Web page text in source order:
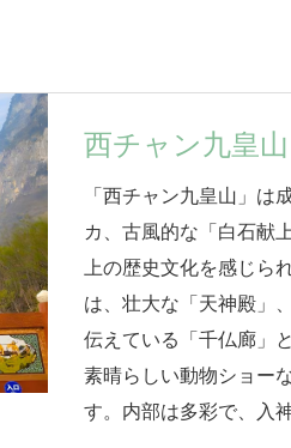
西チャン九皇山
「西チャン九皇山」は
カ、古風的な「白石献
上の歴史文化を感じら
は、壮大な「天神殿」
伝えている「千仏廊」
素晴らしい動物ショー
す。内部は多彩で、入